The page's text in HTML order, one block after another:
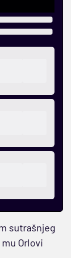
sutrašnjeg
Orlovi